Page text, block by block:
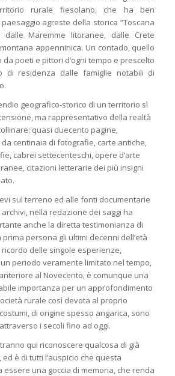
rurale fiesolano, che ha ben
agreste della storica “Toscana
dalle Maremme litoranee, dalle Crete
appenninica. Un contado, quello
poeti e pittori d’ogni tempo e prescelto
di residenza dalle famiglie notabili di
geografico-storico di un territorio sì
ma rappresentativo della realtà
quasi duecento pagine,
centinaia di fotografie, carte antiche,
cabrei settecenteschi, opere d’arte
citazioni letterarie dei più insigni
sul terreno ed alle fonti documentarie
nella redazione dei saggi ha
anche la diretta testimonianza di
persona gli ultimi decenni dell’età
delle singole esperienze,
periodo veramente limitato nel tempo,
al Novecento, è comunque una
importanza per un approfondimento
rurale così devota al proprio
di origine spesso angarica, sono
i secoli fino ad oggi.
qui riconoscere qualcosa di già
è di tutti l’auspicio che questa
una goccia di memoria, che renda